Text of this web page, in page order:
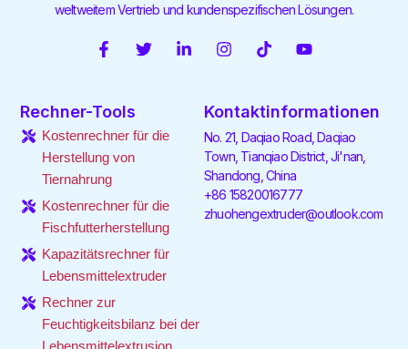
weltweitem Vertrieb und kundenspezifischen Lösungen.
F
b
o
k
-
f
T
e
V
I
a
g
r
a
m
T
o
k
Y
u
b
e
Rechner-Tools
Kostenrechner für die
Herstellung von
Tiernahrung
Kostenrechner für die
Fischfutterherstellung
Kapazitätsrechner für
Lebensmittelextruder
Rechner zur
Feuchtigkeitsbilanz bei der
Kontaktinformationen
No. 21, Daqiao Road, Daqiao
Town, Tianqiao District, Ji'nan,
Shandong, China
+86 15820016777
zhuohengextruder@outlook.com